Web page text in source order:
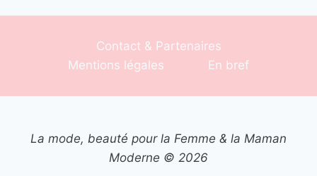
Contact & Partenaires
Mentions légales
En bref
La mode, beauté pour la Femme & la Maman
Moderne © 2026